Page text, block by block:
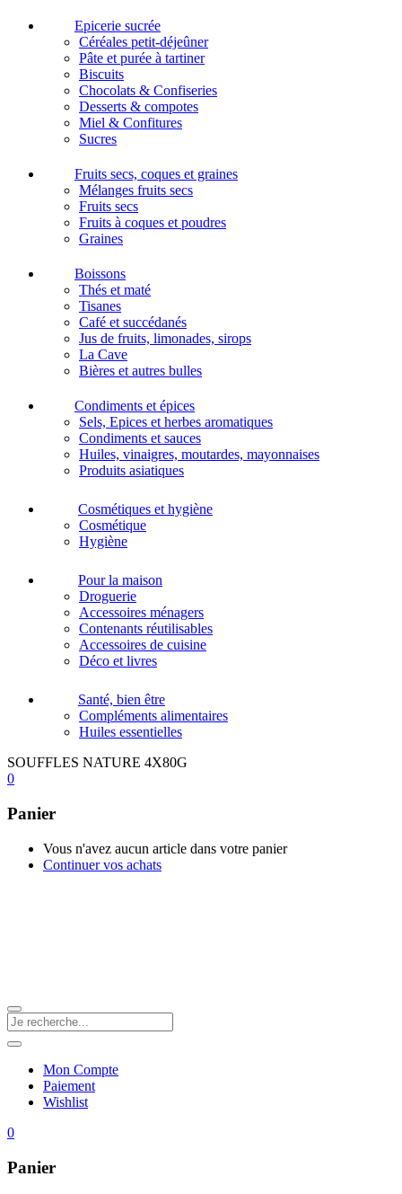
Epicerie sucrée
Céréales petit-déjeûner
Pâte et purée à tartiner
Biscuits
Chocolats & Confiseries
Desserts & compotes
Miel & Confitures
Sucres
Fruits secs, coques et graines
Mélanges fruits secs
Fruits secs
Fruits à coques et poudres
Graines
Boissons
Thés et maté
Tisanes
Café et succédanés
Jus de fruits, limonades, sirops
La Cave
Bières et autres bulles
Condiments et épices
Sels, Epices et herbes aromatiques
Condiments et sauces
Huiles, vinaigres, moutardes, mayonnaises
Produits asiatiques
Cosmétiques et hygiène
Cosmétique
Hygiène
Pour la maison
Droguerie
Accessoires ménagers
Contenants réutilisables
Accessoires de cuisine
Déco et livres
Santé, bien être
Compléments alimentaires
Huiles essentielles
SOUFFLES NATURE 4X80G
0
Panier
Vous n'avez aucun article dans votre panier
Continuer vos achats
Mon Compte
Paiement
Wishlist
0
Panier